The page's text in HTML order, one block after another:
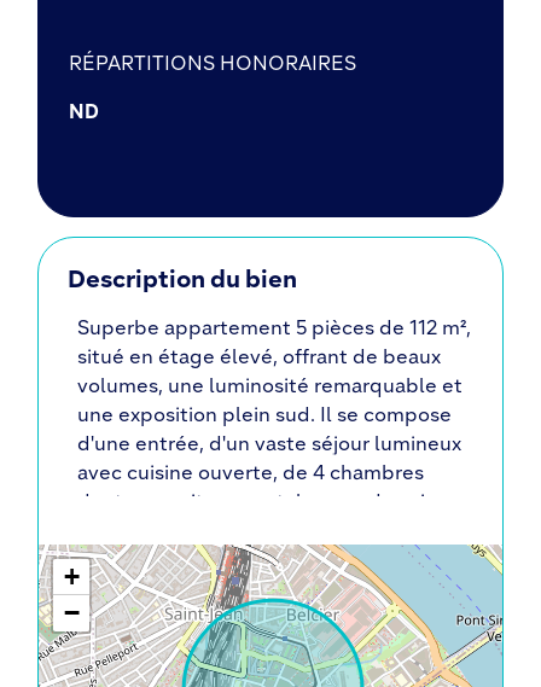
RÉPARTITIONS HONORAIRES
ND
Description du bien
Superbe appartement 5 pièces de 112 m²,
situé en étage élevé, offrant de beaux
volumes, une luminosité remarquable et
une exposition plein sud. Il se compose
d'une entrée, d'un vaste séjour lumineux
avec cuisine ouverte, de 4 chambres
avec WC, d'un WC indépendant, ainsi
que d'une loggia de 17 m². Le quartier
offre un excellent confort de vie avec de
nombreux commerces de proximité, des
équipements et lieux de loisirs tels
+
−